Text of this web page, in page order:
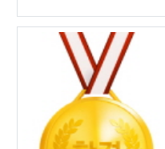
학교 항공운항과